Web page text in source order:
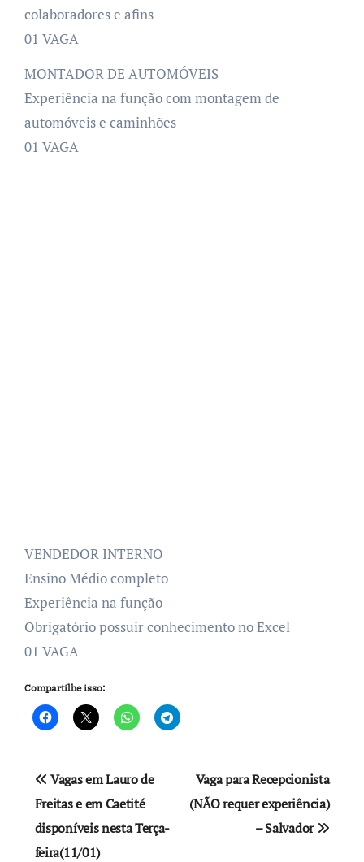
colaboradores e afins
01 VAGA
MONTADOR DE AUTOMÓVEIS
Experiência na função com montagem de
automóveis e caminhões
01 VAGA
VENDEDOR INTERNO
Ensino Médio completo
Experiência na função
Obrigatório possuir conhecimento no Excel
01 VAGA
Compartilhe isso:
Navegação
de
Post
Vagas em Lauro de
Freitas e em Caetité
disponíveis nesta Terça-
feira(11/01)
Vaga para Recepcionista
(NÃO requer experiência)
– Salvador